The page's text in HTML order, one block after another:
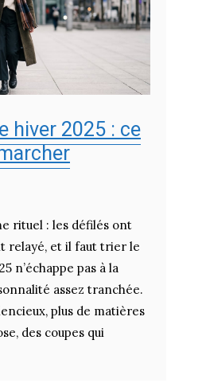
hiver 2025 : ce
rituel : les défilés ont
relayé, et il faut trier le
n’échappe pas à la
assez tranchée.
plus de matières
des coupes qui